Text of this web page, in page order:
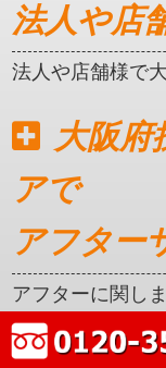
法人や店
法人や店舗様で
大阪府
アで
アフター
アフターに関し
クレカ